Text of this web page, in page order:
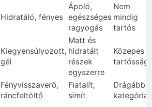
Hidratáló, fényes
Ápoló,
egészséges
ragyogás
Nem
mindig
tartós
Kiegyensúlyozott,
gél
Matt és
hidratált
részek
egyszerre
Közepes
tartósság
Fényvisszaverő,
ráncfeltöltő
Fiatalít,
simít
Drágább
kategória